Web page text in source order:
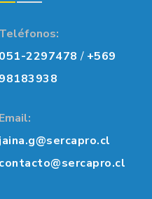
Teléfonos:
051-2297478 / +569
98183938
Email:
jaina.g@sercapro.cl
contacto@sercapro.cl